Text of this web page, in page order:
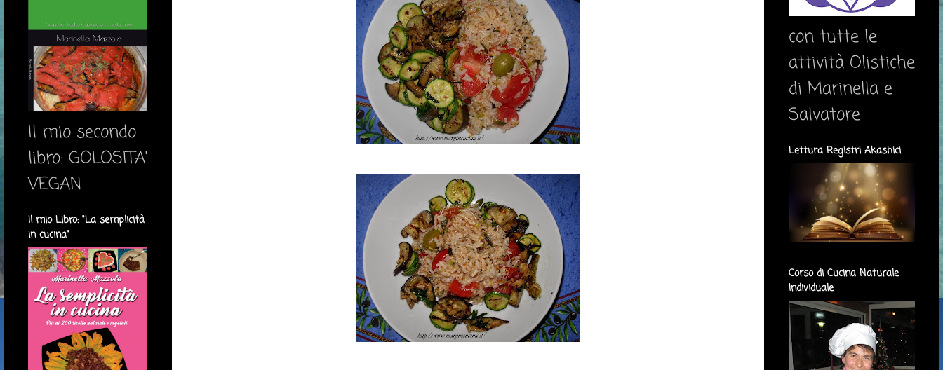
Il mio secondo
libro: GOLOSITA'
VEGAN
Il mio Libro: "La semplicità
in cucina"
con tutte le
attività Olistiche
di Marinella e
Salvatore
Lettura Registri Akashici
Corso di Cucina Naturale
Individuale